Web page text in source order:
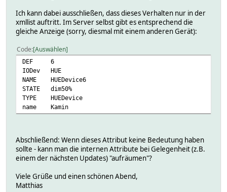
Ich kann dabei ausschließen, dass dieses Verhalten nur in der
xmllist auftritt. Im Server selbst gibt es entsprechend die
gleiche Anzeige (sorry, diesmal mit einem anderen Gerät):
Code Auswählen
DEF
6
IODev
HUE
NAME
HUEDevice6
STATE
dim50%
TYPE
HUEDevice
name
Kamin
Abschließend: Wenn dieses Attribut keine Bedeutung haben
sollte - kann man die internen Attribute bei Gelegenheit (z.B.
einem der nächsten Updates) "aufräumen"?
Viele Grüße und einen schönen Abend,
Matthias